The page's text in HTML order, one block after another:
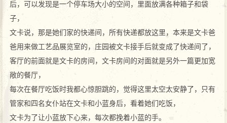
后，可以发现是一个停车场大小的空间，里面放满各种箱子和袋
子，
文卡说，那是她们家的快递间，所有快递都放这里，本来是文卡爸
爸用来做工艺品展览室的，庄园被文卡接手后就变成了快递间了，
客厅的前面就是文卡的房间，文卡房间的对面就是另外一篇更加宽
敞的餐厅，
每次在餐厅吃饭时我都心惊胆跳的，觉得这里太空太安静了，只有
管家和四名女仆站在文卡和小蓝身后，看着她们吃饭，
文卡为了让小蓝放下心来，每次都挽着小蓝的手。